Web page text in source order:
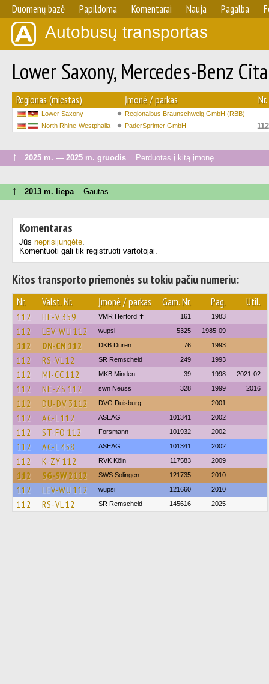
Duomenų bazė Papildoma Komentarai Nauja Pagalba
Autobusų transportas
Lower Saxony, Mercedes-Benz
Regionas (miestas) Įmonė / parkas Nr.
Lower Saxony
Regionalbus Braunschweig GmbH (RBB)
North Rhine-Westphalia
PaderSprinter GmbH 112
↑ 2025 m. — 2025 m. gruodis Perduotas į kitą įmonę
↑ 2013 m. liepaGautas
Komentaras
Jūs neprisijungėte.
Komentuoti gali tik registruoti vartotojai.
Kitos transporto priemonės su tokiu pačiu numeriu:
Nr. Valst. Nr. Įmonė / parkas Gam. Nr. Pag. Util.
112 HF-V 359 VMR Herford ✝ 161 1983
112 LEV-WU 112 wupsi 5325 1985-09
112 DN-CN 112 DKB Düren 76 1993
112 RS-VL 12 SR Remscheid 249 1993
112 MI-CC 112 MKB Minden 39 1998 2021-02
112 NE-ZS 112 swn Neuss 328 1999 2016
112 DU-DV 3112 DVG Duisburg 2001
112 AC-L 112 ASEAG 101341 2002
112 ST-FO 112 Forsmann 101932 2002
112 AC-L 458 ASEAG 101341 2002
112 K-ZY 112 RVK Köln 117583 2009
112 SG-SW 2112 SWS Solingen 121735 2010
112 LEV-WU 112 wupsi 121660 2010
112 RS-VL 12 SR Remscheid 145616 2025